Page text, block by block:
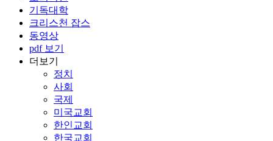
기독대학
크리스천 잡스
동영상
pdf 보기
더보기
정치
사회
국제
미국교회
한인교회
한국교회